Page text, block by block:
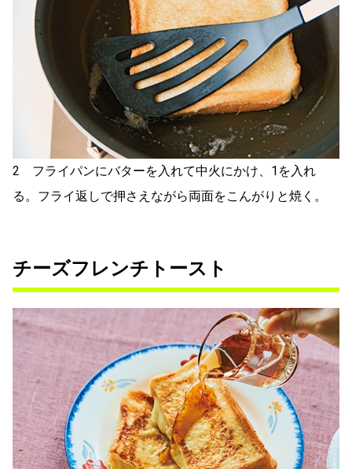
2 フライパンにバターを入れて中火にかけ、1を入れ
る。フライ返しで押さえながら両面をこんがりと焼く。
チーズフレンチトースト